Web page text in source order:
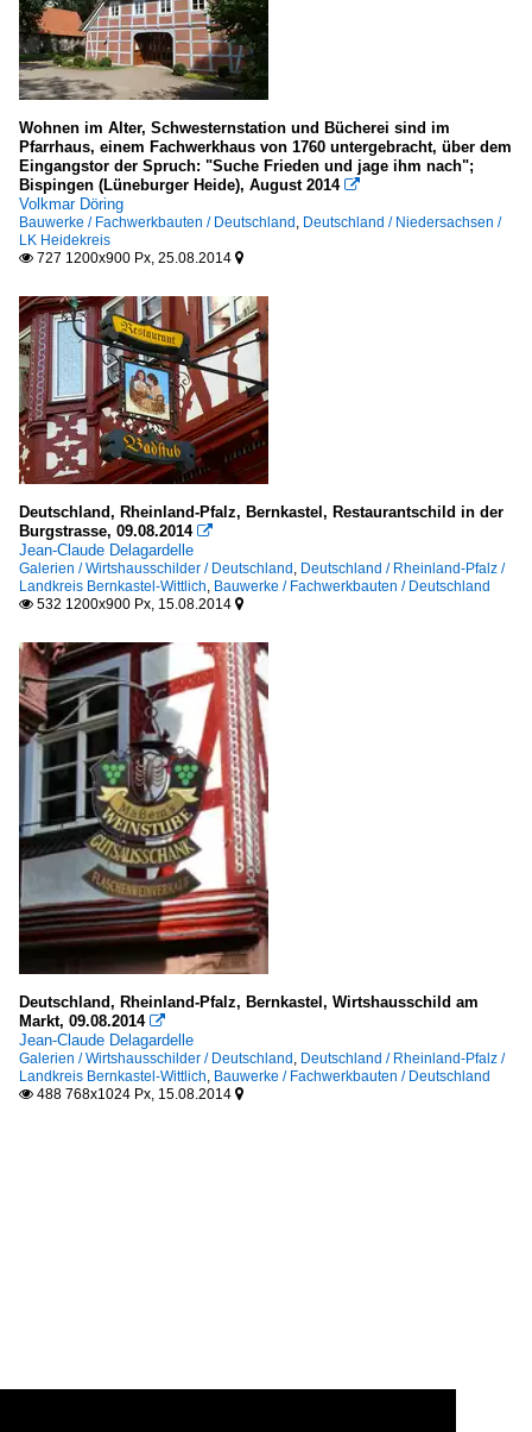
Wohnen im Alter, Schwesternstation und Bücherei sind im
Pfarrhaus, einem Fachwerkhaus von 1760 untergebracht, über dem
Eingangstor der Spruch: "Suche Frieden und jage ihm nach";
Bispingen (Lüneburger Heide), August 2014 
Volkmar Döring
Bauwerke / Fachwerkbauten / Deutschland , Deutschland / Niedersachsen /
LK Heidekreis
 727 1200x900 Px, 25.08.2014 
Deutschland, Rheinland-Pfalz, Bernkastel, Restaurantschild in der
Burgstrasse, 09.08.2014 
Jean-Claude Delagardelle
Galerien / Wirtshausschilder / Deutschland , Deutschland / Rheinland-Pfalz /
Landkreis Bernkastel-Wittlich, Bauwerke / Fachwerkbauten / Deutschland
 532 1200x900 Px, 15.08.2014 
Deutschland, Rheinland-Pfalz, Bernkastel, Wirtshausschild am
Markt, 09.08.2014 
Jean-Claude Delagardelle
Galerien / Wirtshausschilder / Deutschland , Deutschland / Rheinland-Pfalz /
Landkreis Bernkastel-Wittlich, Bauwerke / Fachwerkbauten / Deutschland
 488 768x1024 Px, 15.08.2014 